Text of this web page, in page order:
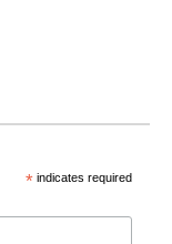
* indicates required